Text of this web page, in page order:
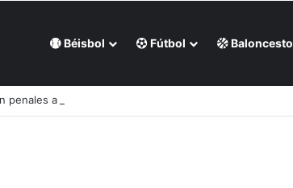
Béisbol Fútbol Baloncesto
penales a México y se coronó en Santo Domingo 2026